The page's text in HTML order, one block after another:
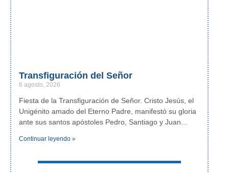
Transfiguración del Señor
6 agosto, 2026
Fiesta de la Transfiguración de Señor. Cristo Jesús, el
Unigénito amado del Eterno Padre, manifestó su gloria
ante sus santos apóstoles Pedro, Santiago y Juan
Continuar leyendo »